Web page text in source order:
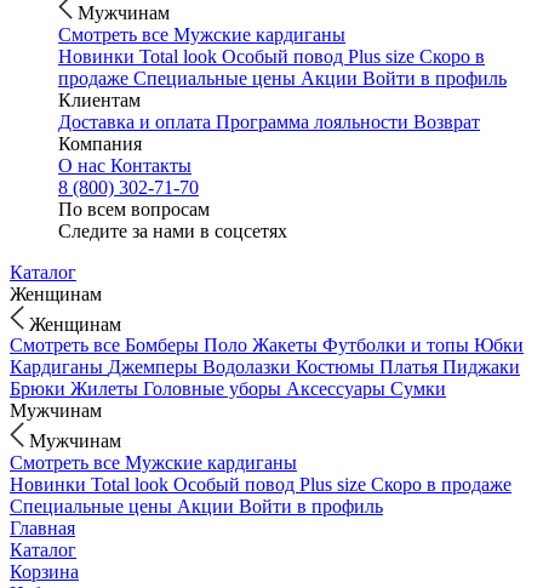
Мужчинам
Смотреть все Мужские кардиганы
Новинки Total look Особый повод Plus size Скоро в
продаже Специальные цены Акции Войти в профиль
Клиентам
Доставка и оплата Программа лояльности Возврат
Компания
О нас Контакты
8 (800) 302-71-70
По всем вопросам
Следите за нами в соцсетях
Каталог
Женщинам
Женщинам
Смотреть все Бомберы Поло Жакеты Футболки и топы Юбки
Кардиганы Джемперы Водолазки Костюмы Платья Пиджаки
Брюки Жилеты Головные уборы Аксессуары Сумки
Мужчинам
Мужчинам
Смотреть все Мужские кардиганы
Новинки Total look Особый повод Plus size Скоро в продаже
Специальные цены Акции Войти в профиль
Главная
Каталог
Корзина